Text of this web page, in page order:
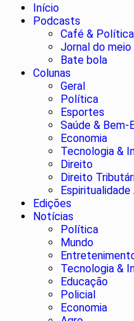
Início
Podcasts
Café & Política
Jornal do meio
Bate bola
Colunas
Geral
Política
Esportes
Saúde & Bem-
Economia
Tecnologia &
Direito
Direito
Edições
Notícias
Política
Mundo
Tecnologia &
Educação
Policial
Economia